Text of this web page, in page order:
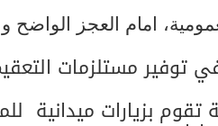
امام العجز الواضح و
توفير مستلزمات
بزيارات ميدانية